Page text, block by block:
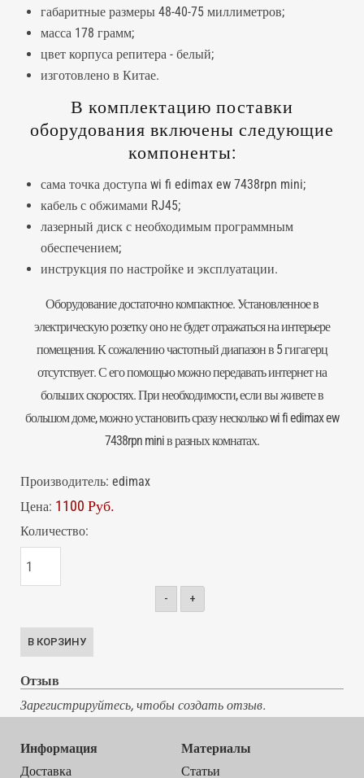
габаритные размеры 48-40-75 миллиметров;
масса 178 грамм;
цвет корпуса репитера - белый;
изготовлено в Китае.
В комплектацию поставки
оборудования включены следующие
компоненты:
сама точка доступа wi fi edimax ew 7438rpn mini;
кабель с обжимами RJ45;
лазерный диск с необходимым программным
обеспечением;
инструкция по настройке и эксплуатации.
Оборудование достаточно компактное. Установленное в
электрическую розетку оно не будет отражаться на интерьере
помещения. К сожалению частотный диапазон в 5 гигагерц
отсутствует. С его помощью можно передавать интернет на
больших скоростях. При необходимости, если вы живете в
большом доме, можно установить сразу несколько wi fi edimax ew
7438rpn mini в разных комнатах.
Производитель: edimax
Цена: 1100 Руб.
Количество:
- +
Отзыв
Зарегистрируйтесь, чтобы создать отзыв.
Информация
Доставка
Материалы
Статьи